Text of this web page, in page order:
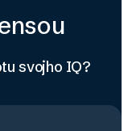
svojho IQ?